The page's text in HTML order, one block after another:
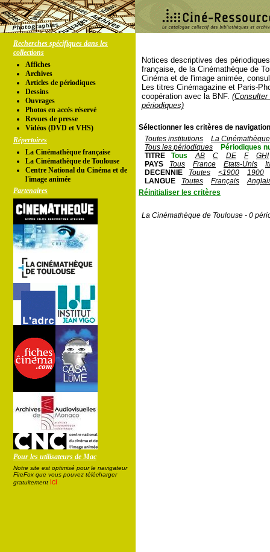
Recherches spécifiques dans les
collections
Affiches
Archives
Articles de périodiques
Dessins
Ouvrages
Photos en accés réservé
Revues de presse
Vidéos (DVD et VHS)
Répertoires
La Cinémathèque française
La Cinémathèque de Toulouse
Centre National du Cinéma et de
l'image animée
Partenaires
Pour les utilisateurs de Mac
Notre site est optimisé pour le navigateur
FireFox que vous pouvez télécharger
gratuitement ici
Notices descriptives des
française, de la Cinémathèque de
Cinéma et de l'image animée,
Les titres Cinémagazine et Paris-
coopération avec la BNF.
périodiques)
Sélectionner les critères de
Toutes institutions
La
Tous les périodiques
Périodiques
TITRE
Tous AB C DE F
GHI
PAYS
Tous France Etats-Unis
DECENNIE
Toutes <1900
1900
LANGUE
Toutes Français
Réinitialiser les critères
La Cinémathèque de Toulouse - 0